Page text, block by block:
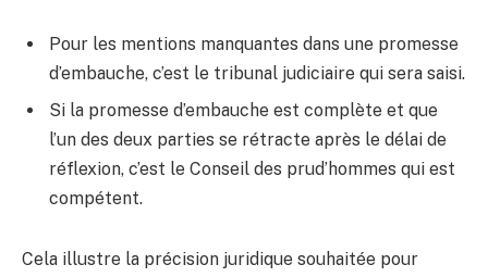
Pour les mentions manquantes dans une promesse
d’embauche, c’est le tribunal judiciaire qui sera saisi.
Si la promesse d’embauche est complète et que
l’un des deux parties se rétracte après le délai de
réflexion, c’est le Conseil des prud’hommes qui est
compétent.
Cela illustre la précision juridique souhaitée pour